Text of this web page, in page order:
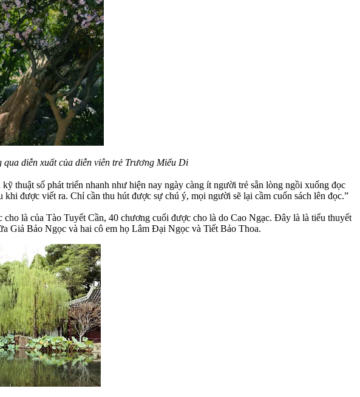
diễn xuất của diễn viên trẻ Trương Miểu Di
thuật số phát triển nhanh như hiện nay ngày càng ít người trẻ sẵn lòng ngồi xuống đọc
được viết ra. Chỉ cần thu hút được sự chú ý, mọi người sẽ lại cầm cuốn sách lên đọc.”
là của Tào Tuyết Cần, 40 chương cuối được cho là do Cao Ngạc. Đây là là tiểu thuyết
Giả Bảo Ngọc và hai cô em họ Lâm Đại Ngọc và Tiết Bảo Thoa.